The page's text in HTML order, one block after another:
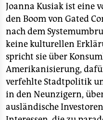
Joanna Kusiak ist eine
den Boom von Gated
nach dem
keine kulturellen
spricht sie über
Amerikanisierung,
verfehlte Stadtpolitik
in den Neunzigern,
ausländische